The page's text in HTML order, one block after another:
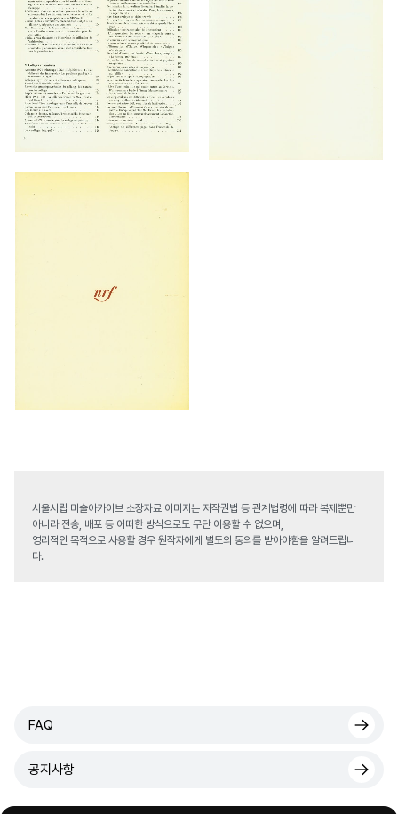
서울시립 미술아카이브 소장자료 이미지는 저작권법 등 관계법령에 따라 복제뿐만
아니라 전송, 배포 등 어떠한 방식으로도 무단 이용할 수 없으며,
영리적인 목적으로 사용할 경우 원작자에게 별도의 동의를 받아야함을 알려드립니
다.
FAQ
공지사항